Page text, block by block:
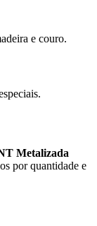
e couro.
Metalizada
por quantidade e